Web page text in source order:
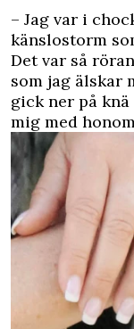
– Jag var i
känslostorm
Det var så
som jag älskar
gick ner på
mig med